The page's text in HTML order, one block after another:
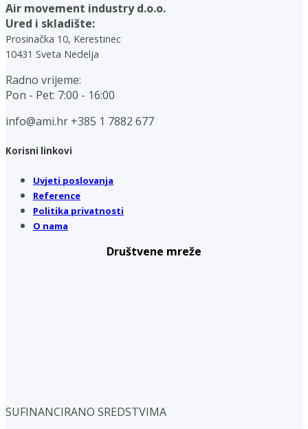
Air movement industry d.o.o.
Ured i skladište:
Prosinačka 10, Kerestinec
10431 Sveta Nedelja
Radno vrijeme:
Pon - Pet: 7:00 - 16:00
info@ami.hr +385 1 7882 677
Korisni linkovi
Uvjeti poslovanja
Reference
Politika privatnosti
O nama
Društvene mreže
SUFINANCIRANO SREDSTVIMA